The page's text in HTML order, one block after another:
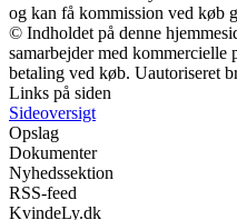
og kan få kommission ved køb
© Indholdet på denne
samarbejder med kommercielle
betaling ved køb. Uautoriseret
Links på siden
Sideoversigt
Opslag
Dokumenter
Nyhedssektion
RSS-feed
KvindeLy.dk